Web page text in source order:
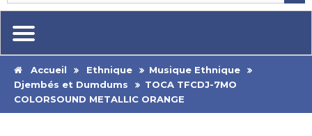
Accueil Ethnique
Musique Ethnique
Djembés et Dumdums
TOCA TFCDJ-7MO
COLORSOUND METALLIC ORANGE